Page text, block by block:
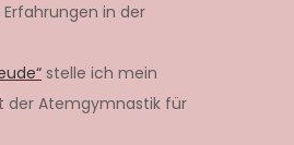
in der
stelle ich mein
der Atemgymnastik für